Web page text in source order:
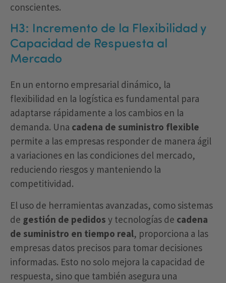
conscientes.
H3: Incremento de la Flexibilidad y
Capacidad de Respuesta al
Mercado
En un entorno empresarial dinámico, la
flexibilidad en la logística es fundamental para
adaptarse rápidamente a los cambios en la
demanda. Una cadena de suministro flexible
permite a las empresas responder de manera ágil
a variaciones en las condiciones del mercado,
reduciendo riesgos y manteniendo la
competitividad.
El uso de herramientas avanzadas, como sistemas
de gestión de pedidos y tecnologías de cadena
de suministro en tiempo real, proporciona a las
empresas datos precisos para tomar decisiones
informadas. Esto no solo mejora la capacidad de
respuesta, sino que también asegura una